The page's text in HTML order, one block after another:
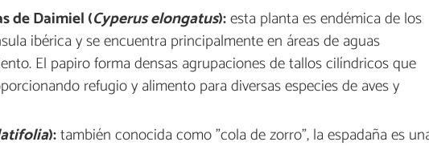
de Daimiel (Cyperus elongatus):esta planta es endémica de los
ibérica y se encuentra principalmente en áreas de aguas
El papiro forma densas agrupaciones de tallos cilíndricos que
refugio y alimento para diversas especies de aves y
):también conocida como "cola de zorro", la espadaña es